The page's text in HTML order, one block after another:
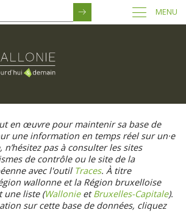
MENU
en œuvre pour maintenir sa base de
une information en temps réel sur un·e
n’hésitez pas à consulter les sites
de contrôle ou le site de la
avec l'outil Traces. À titre
wallonne et la Région bruxelloise
une liste (WallonieetBruxelles-Capitale).
sur cette base de données, cliquez